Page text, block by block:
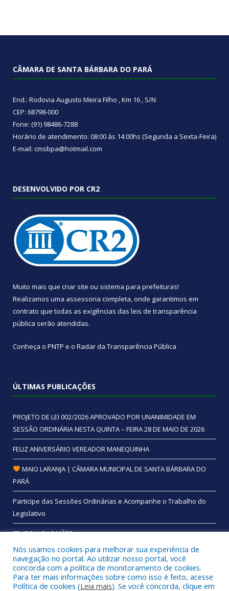
CÂMARA DE SANTA BÁRBARA DO PARÁ
End.: Rodovia Augusto Meira Filho , Km 16 , S/N
CEP: 68798-000
Fone: (91) 98486-7288
Horário de atendimento: 08:00 às 14:00hs (Segunda a Sexta-Feira)
E-mail: cmsbpa@hotmail.com
DESENVOLVIDO POR CR2
Muito mais que criar site ou sistema para prefeituras!
Realizamos uma assessoria completa, onde garantimos em
contrato que todas as exigências das leis de transparência
pública serão atendidas.
Conheça o PNTP e o Radar da Transparência Pública
ÚLTIMAS PUBLICAÇÕES
PROJETO DE LEI 002/2026 APROVADO POR UNANIMIDADE EM
SESSÃO ORDINÁRIA NESTA QUINTA – FEIRA 28 DE MAIO DE 2026
FELIZ ANIVERSÁRIO VEREADOR MANEQUINHA
MAIO LARANJA | CÂMARA MUNICIPAL DE SANTA BÁRBARA DO
PARÁ
Participe das Sessões Ordinárias e Acompanhe o Trabalho do
Legislativo
FELIZ DIA DAS MÃES
Todos os direitos reservados a Câmara Municipal de Santa
Nós usamos cookies para melhorar sua experiência de
navegação no portal. Ao utilizar nosso portal, você
concorda com a política de monitoramento de cookies.
Para ter mais informações sobre como isso é feito, acesse
Política de cookies (Leia mais). Se você concorda, clique em